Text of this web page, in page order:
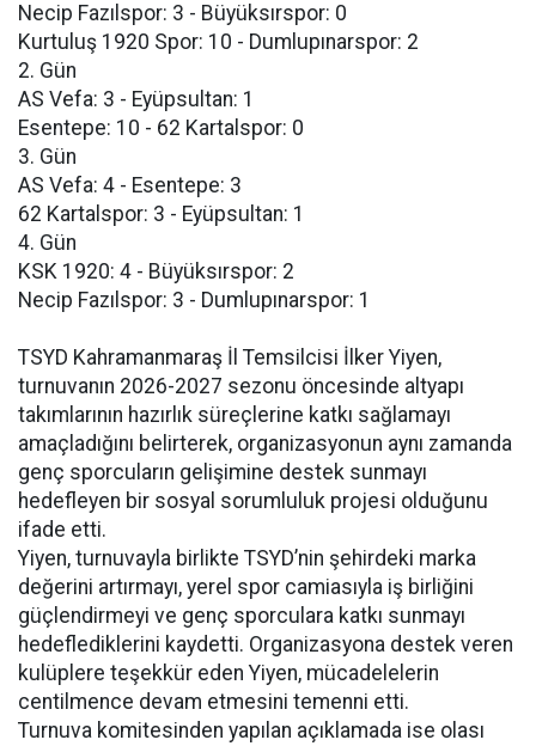
Necip Fazılspor: 3 - Büyüksırspor: 0
Kurtuluş 1920 Spor: 10 - Dumlupınarspor: 2
2. Gün
AS Vefa: 3 - Eyüpsultan: 1
Esentepe: 10 - 62 Kartalspor: 0
3. Gün
AS Vefa: 4 - Esentepe: 3
62 Kartalspor: 3 - Eyüpsultan: 1
4. Gün
KSK 1920: 4 - Büyüksırspor: 2
Necip Fazılspor: 3 - Dumlupınarspor: 1
TSYD Kahramanmaraş İl Temsilcisi İlker Yiyen,
turnuvanın 2026-2027 sezonu öncesinde altyapı
takımlarının hazırlık süreçlerine katkı sağlamayı
amaçladığını belirterek, organizasyonun aynı zamanda
genç sporcuların gelişimine destek sunmayı
hedefleyen bir sosyal sorumluluk projesi olduğunu
ifade etti.
Yiyen, turnuvayla birlikte TSYD’nin şehirdeki marka
değerini artırmayı, yerel spor camiasıyla iş birliğini
güçlendirmeyi ve genç sporculara katkı sunmayı
hedeflediklerini kaydetti. Organizasyona destek veren
kulüplere teşekkür eden Yiyen, mücadelelerin
centilmence devam etmesini temenni etti.
Turnuva komitesinden yapılan açıklamada ise olası